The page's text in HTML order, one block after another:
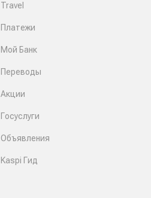
Travel
Платежи
Мой Банк
Переводы
Акции
Госуслуги
Объявления
Kaspi Гид